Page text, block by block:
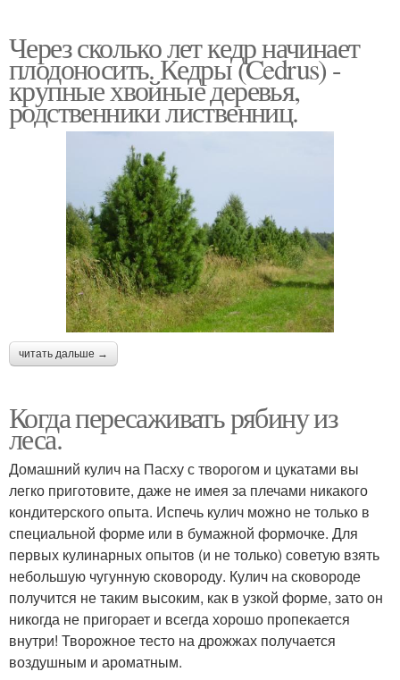
Через сколько лет кедр начинает
плодоносить. Кедры (Cedrus) -
крупные хвойные деревья,
родственники лиственниц.
читать дальше →
Когда пересаживать рябину из
леса.
Домашний кулич на Пасху с творогом и цукатами вы
легко приготовите, даже не имея за плечами никакого
кондитерского опыта. Испечь кулич можно не только в
специальной форме или в бумажной формочке. Для
первых кулинарных опытов (и не только) советую взять
небольшую чугунную сковороду. Кулич на сковороде
получится не таким высоким, как в узкой форме, зато он
никогда не пригорает и всегда хорошо пропекается
внутри! Творожное тесто на дрожжах получается
воздушным и ароматным.